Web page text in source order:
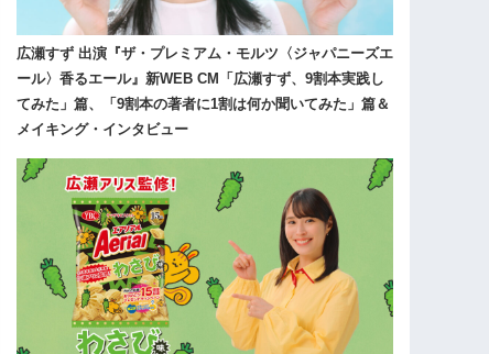
広瀬すず 出演『ザ・プレミアム・モルツ〈ジャパニーズエ
ール〉香るエール』新WEB CM「広瀬すず、9割本実践し
てみた」篇、「9割本の著者に1割は何か聞いてみた」篇＆
メイキング・インタビュー